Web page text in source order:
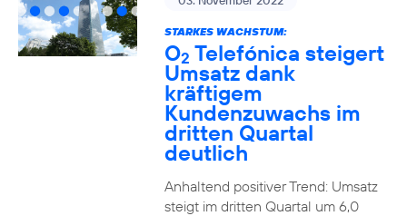
STARKES WACHSTUM:
O2 Telefónica steigert
Umsatz dank
kräftigem
Kundenzuwachs im
dritten Quartal
deutlich
Anhaltend positiver Trend: Umsatz
steigt im dritten Quartal um 6,0